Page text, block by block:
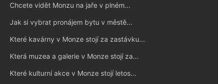
Chcete vidět Monzu na jaře v plném...
Jak si vybrat pronájem bytu v městě...
Které kavárny v Monze stojí za zastávku...
Která muzea a galerie v Monze stojí za...
Které kulturní akce v Monze stojí letos...